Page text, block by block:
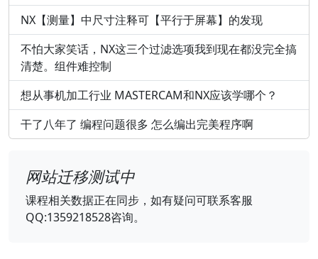
NX【测量】中尺寸注释可【平行于屏幕】的发现
不怕大家笑话，NX这三个过滤选项我到现在都没完全搞
清楚。组件难控制
想从事机加工行业 MASTERCAM和NX应该学哪个？
干了八年了 编程问题很多 怎么编出完美程序啊
网站迁移测试中
课程相关数据正在同步，如有疑问可联系客服
QQ:1359218528咨询。